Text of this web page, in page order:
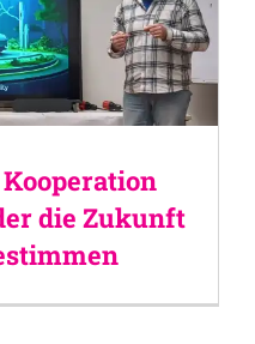
die Zukunft